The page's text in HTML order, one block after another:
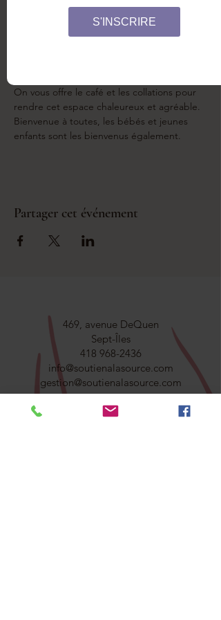
On se retrouve pour un atelier
sein'pathique pour discuter du retour de la
fertilité et de l'allaitement. Quelles sont les
On vous offre le café et les collations pour
rendre cet espace chaleureux et agréable.
Bienvenue à toutes, les bébés et jeunes
enfants sont les bienvenus également.
Partager cet événement
469, avenue DeQuen
Sept-Îles
418 968-2436
info@soutienalasource.com
gestion@soutienalasource.com
CONTACTEZ-NOUS
S'INSCRIRE